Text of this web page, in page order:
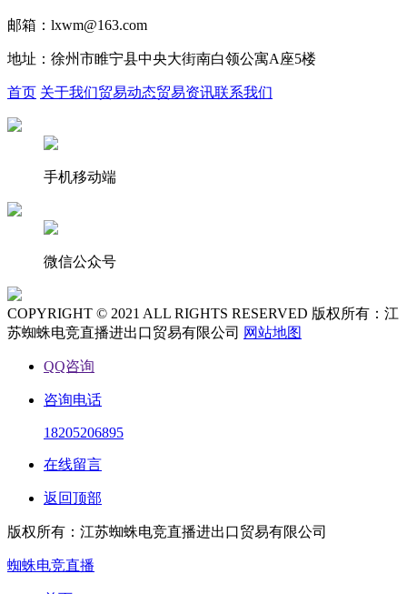
邮箱：lxwm@163.com
地址：徐州市睢宁县中央大街南白领公寓A座5楼
首页 关于我们贸易动态贸易资讯联系我们
手机移动端
微信公众号
COPYRIGHT © 2021 ALL RIGHTS RESERVED 版权所有：江
苏蜘蛛电竞直播进出口贸易有限公司 网站地图
QQ咨询
咨询电话
18205206895
在线留言
返回顶部
版权所有：江苏蜘蛛电竞直播进出口贸易有限公司
蜘蛛电竞直播